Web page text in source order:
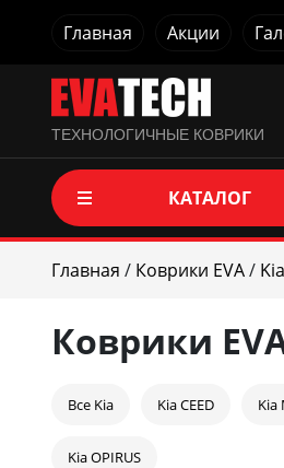
Главная Акции
ТЕХНОЛОГИЧНЫЕ КОВРИКИ
КАТАЛОГ
Главная / Коврики EVA/ Kia
Коврики
Все Kia Kia CEED Kia
Kia OPIRUS